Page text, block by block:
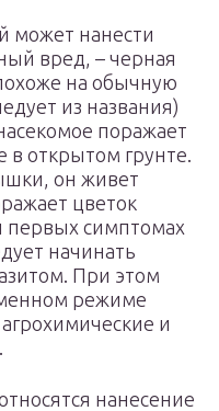
может нанести
вред, – черная
на обычную
из названия)
поражает
в открытом грунте.
он живет
цветок
симптомах
начинать
При этом
режиме
и
нанесение